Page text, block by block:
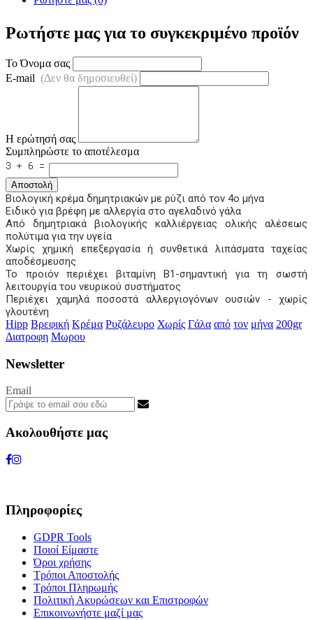
Ρωτήστε μας για το συγκεκριμένο προϊόν
Το Όνομα σας
E-mail (Δεν θα δημοσιευθεί)
Η ερώτησή σας
Συμπληρώστε το αποτέλεσμα
Αποστολή
Βιολογική κρέμα δημητριακών με ρύζι από τον 4ο μήνα
Ειδικό για βρέφη με αλλεργία στο αγελαδινό γάλα
Από δημητριακά βιολογικής καλλιέργειας ολικής αλέσεως
πολύτιμα για την υγεία
Χωρίς χημική επεξεργασία ή συνθετικά λιπάσματα ταχείας
αποδέσμευσης
Το προιόν περιέχει βιταμίνη Β1-σημαντική για τη σωστή
λειτουργία του νευρικού συστήματος
Περιέχει χαμηλά ποσοστά αλλεργιογόνων ουσιών - χωρίς
γλουτένη
Hipp Βρεφική Κρέμα Ρυζάλευρο Χωρίς Γάλα από τον μήνα 200gr
Διατροφη Μωρου
Newsletter
Email
Ακολουθήστε μας
Πληροφορίες
GDPR Tools
Ποιοί Είμαστε
Όροι χρήσης
Τρόποι Αποστολής
Τρόποι Πληρωμής
Πολιτική Ακυρώσεων και Επιστροφών
Επικοινωνήστε μαζί μας